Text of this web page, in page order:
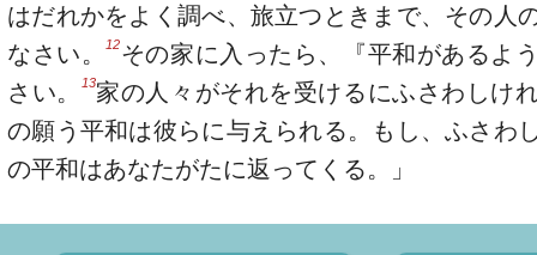
はだれかをよく調べ、旅立つときまで、その人
なさい。12その家に入ったら、『平和があるよ
さい。
13家の人々がそれを受けるにふさわしけ
の願う平和は彼らに与えられる。もし、ふさわ
の平和はあなたがたに返ってくる。」